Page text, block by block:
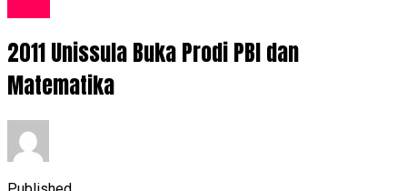
2011 Unissula Buka Prodi PBI dan
Matematika